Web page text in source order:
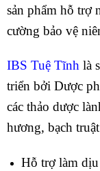
sản phẩm hỗ trợ
cường bảo vệ
IBS Tuệ Tĩnh là
triển bởi Dược
các thảo dược
hương, bạch
Hỗ trợ làm dịu